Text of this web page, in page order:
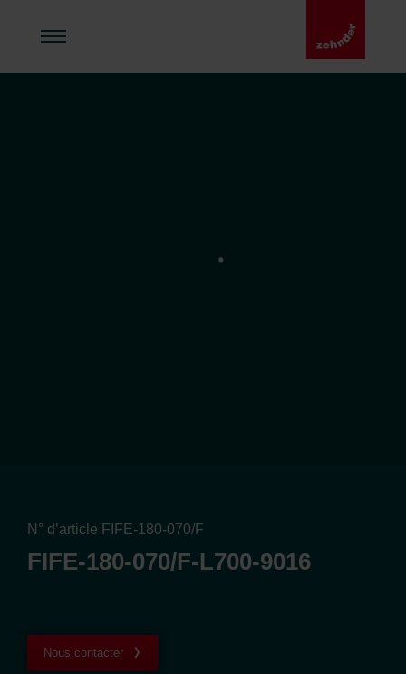
N° d’article FIFE-180-070/F
FIFE-180-070/F-L700-9016
Nous contacter